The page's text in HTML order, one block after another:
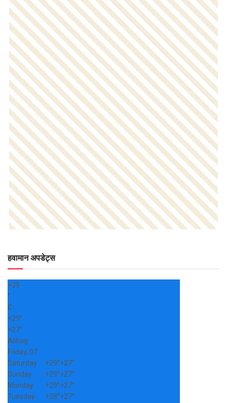
हवामान अपडेट्स
+29
°
C
+29°
+27°
Alibag
Friday, 07
Saturday
+29°+27°
Sunday
+29°+27°
Monday
+29°+27°
Tuesday
+28°+27°